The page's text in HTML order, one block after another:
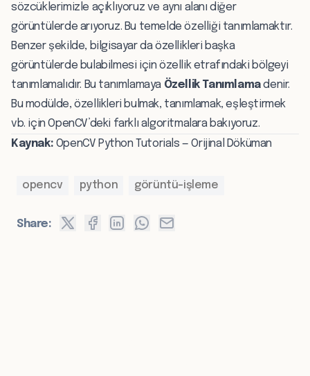
sözcüklerimizle açıklıyoruz ve aynı alanı diğer
görüntülerde arıyoruz. Bu temelde özelliği tanımlamaktır.
Benzer şekilde, bilgisayar da özellikleri başka
görüntülerde bulabilmesi için özellik etrafındaki bölgeyi
tanımlamalıdır. Bu tanımlamaya Özellik Tanımlamadenir.
Bu modülde, özellikleri bulmak, tanımlamak, eşleştirmek
vb. için OpenCV’deki farklı algoritmalara bakıyoruz.
Kaynak: OpenCV Python Tutorials — Orijinal Döküman
opencv python görüntü-işleme
Share: